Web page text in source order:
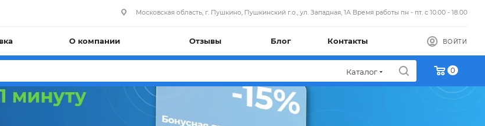
Московская область, г. Пушкино, Пушкинский г.о., ул. Западная, 1А Время работы пн - пт. с 10.00 - 18.00
О компании Отзывы Блог Контакты ВОЙТИ
Каталог 0